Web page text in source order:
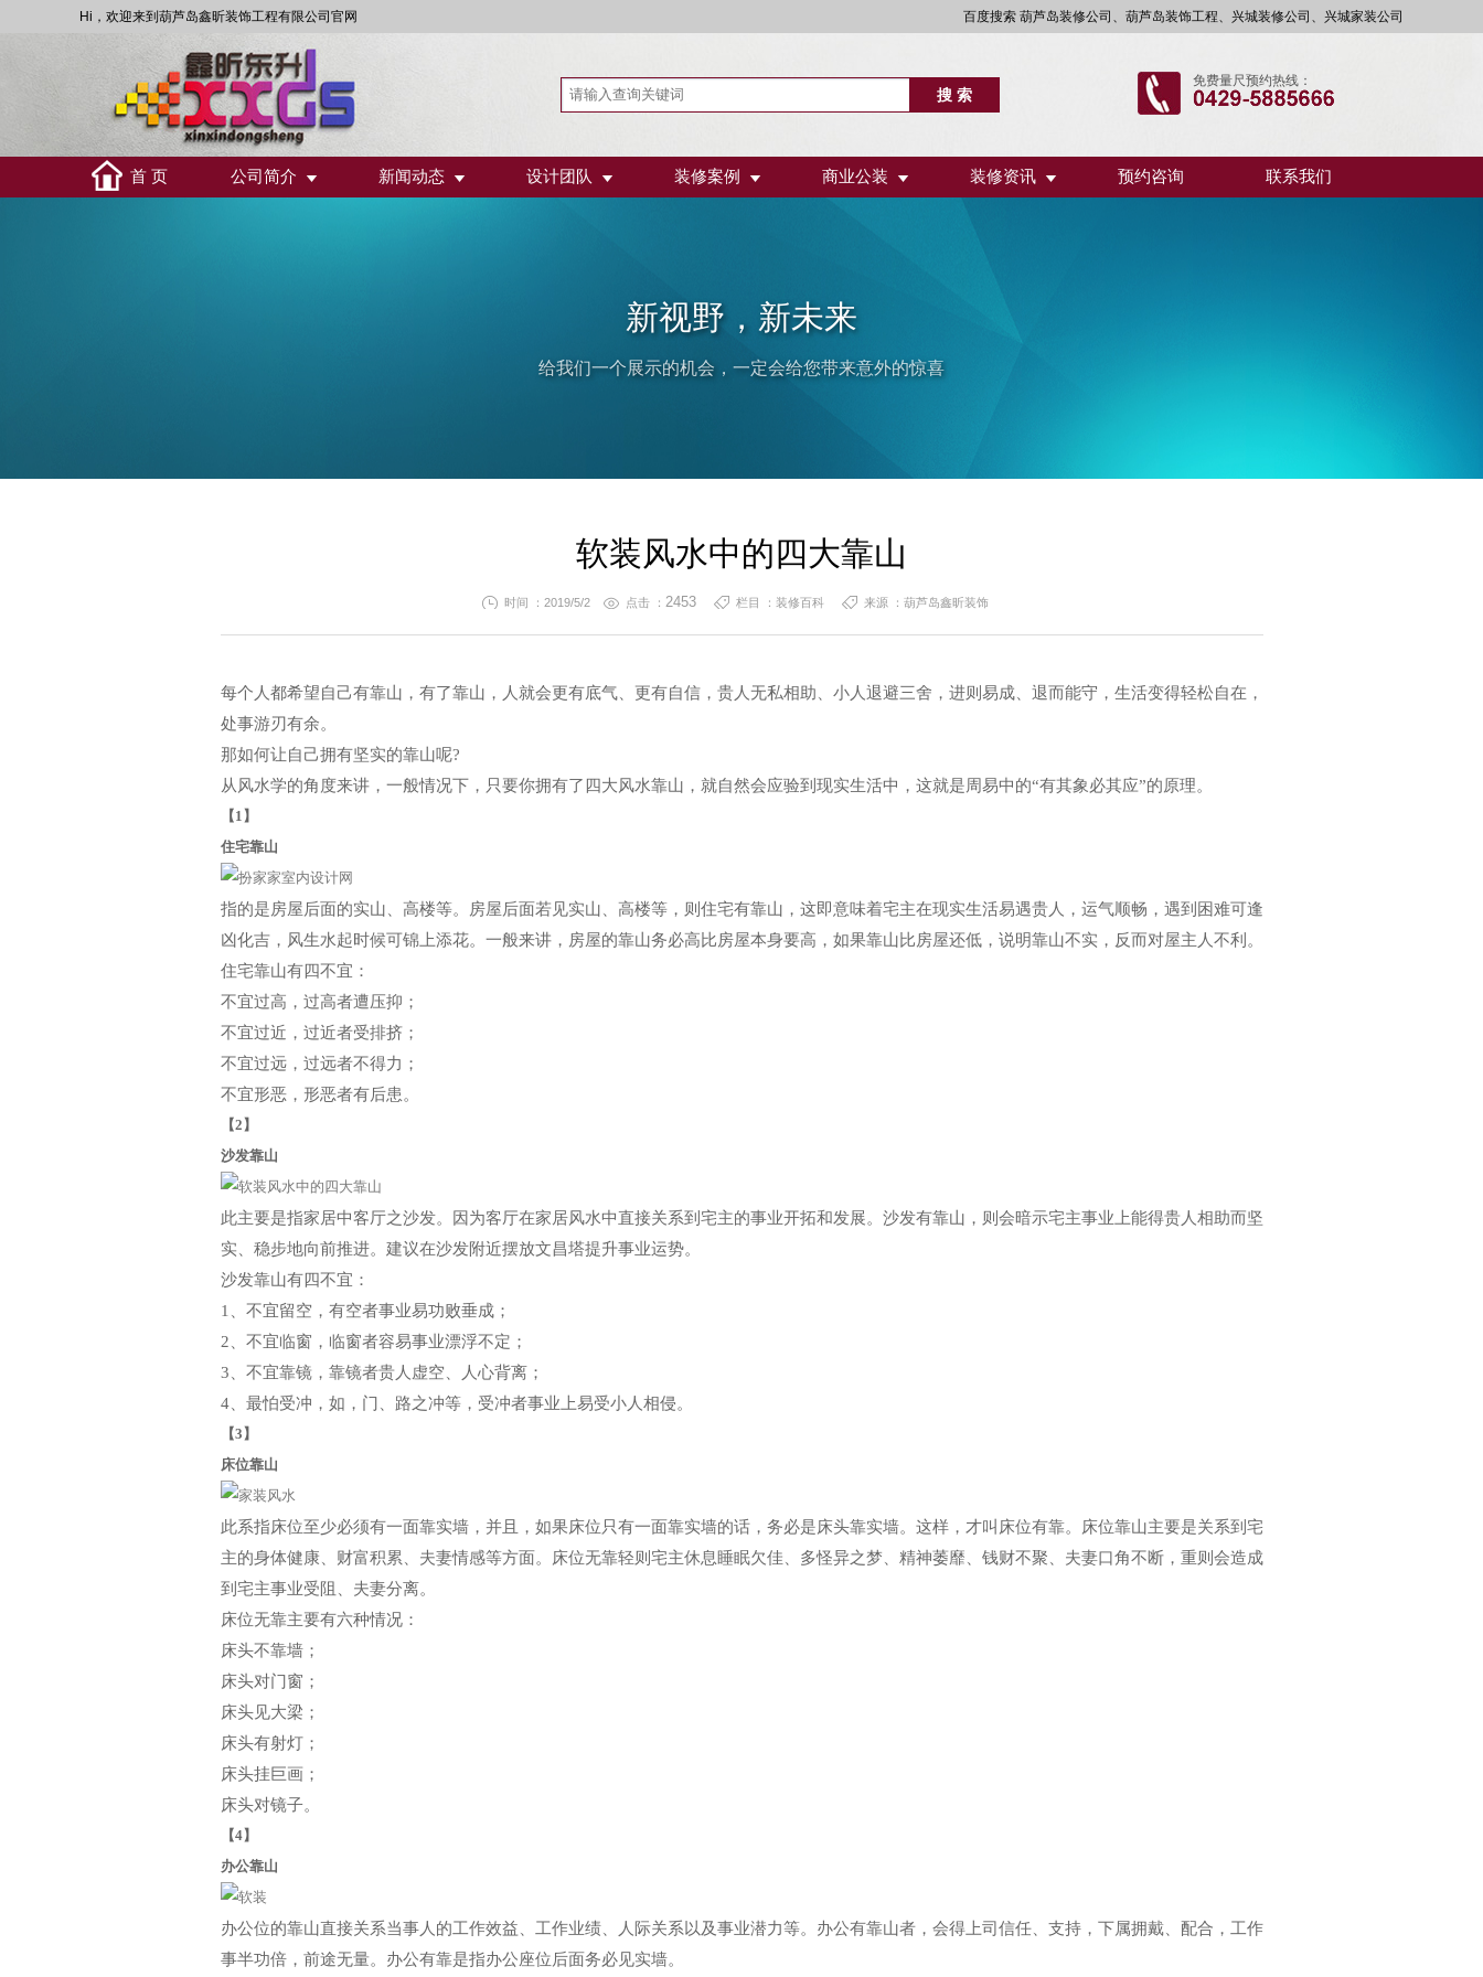
Hi，欢迎来到葫芦岛鑫昕装饰工程有限公司官网 百度搜索 葫芦岛装修公司、葫芦岛装饰工程、兴城装修公司、兴城家装公司
免费量尺预约热线：
首 页 公司简介 新闻动态 设计团队 装修案例 商业公装 装修资讯 预约咨询 联系我们
新视野，新未来
给我们一个展示的机会，一定会给您带来意外的惊喜
软装风水中的四大靠山
时间 ：2019/5/2 点击 ： 2453 栏目 ：装修百科 来源 ：葫芦岛鑫昕装饰
每个人都希望自己有靠山，有了靠山，人就会更有底气、更有自信，贵人无私相助、小人退避三舍，进则易成、退而能守，生活变得轻松自在，
处事游刃有余。
那如何让自己拥有坚实的靠山呢?
从风水学的角度来讲，一般情况下，只要你拥有了四大风水靠山，就自然会应验到现实生活中，这就是周易中的“有其象必其应”的原理。
【1】
住宅靠山
指的是房屋后面的实山、高楼等。房屋后面若见实山、高楼等，则住宅有靠山，这即意味着宅主在现实生活易遇贵人，运气顺畅，遇到困难可逢
凶化吉，风生水起时候可锦上添花。一般来讲，房屋的靠山务必高比房屋本身要高，如果靠山比房屋还低，说明靠山不实，反而对屋主人不利。
住宅靠山有四不宜：
不宜过高，过高者遭压抑；
不宜过近，过近者受排挤；
不宜过远，过远者不得力；
不宜形恶，形恶者有后患。
【2】
沙发靠山
此主要是指家居中客厅之沙发。因为客厅在家居风水中直接关系到宅主的事业开拓和发展。沙发有靠山，则会暗示宅主事业上能得贵人相助而坚
实、稳步地向前推进。建议在沙发附近摆放文昌塔提升事业运势。
沙发靠山有四不宜：
1、不宜留空，有空者事业易功败垂成；
2、不宜临窗，临窗者容易事业漂浮不定；
3、不宜靠镜，靠镜者贵人虚空、人心背离；
4、最怕受冲，如，门、路之冲等，受冲者事业上易受小人相侵。
【3】
床位靠山
此系指床位至少必须有一面靠实墙，并且，如果床位只有一面靠实墙的话，务必是床头靠实墙。这样，才叫床位有靠。床位靠山主要是关系到宅
主的身体健康、财富积累、夫妻情感等方面。床位无靠轻则宅主休息睡眠欠佳、多怪异之梦、精神萎靡、钱财不聚、夫妻口角不断，重则会造成
到宅主事业受阻、夫妻分离。
床位无靠主要有六种情况：
床头不靠墙；
床头对门窗；
床头见大梁；
床头有射灯；
床头挂巨画；
床头对镜子。
【4】
办公靠山
办公位的靠山直接关系当事人的工作效益、工作业绩、人际关系以及事业潜力等。办公有靠山者，会得上司信任、支持，下属拥戴、配合，工作
事半功倍，前途无量。办公有靠是指办公座位后面务必见实墙。